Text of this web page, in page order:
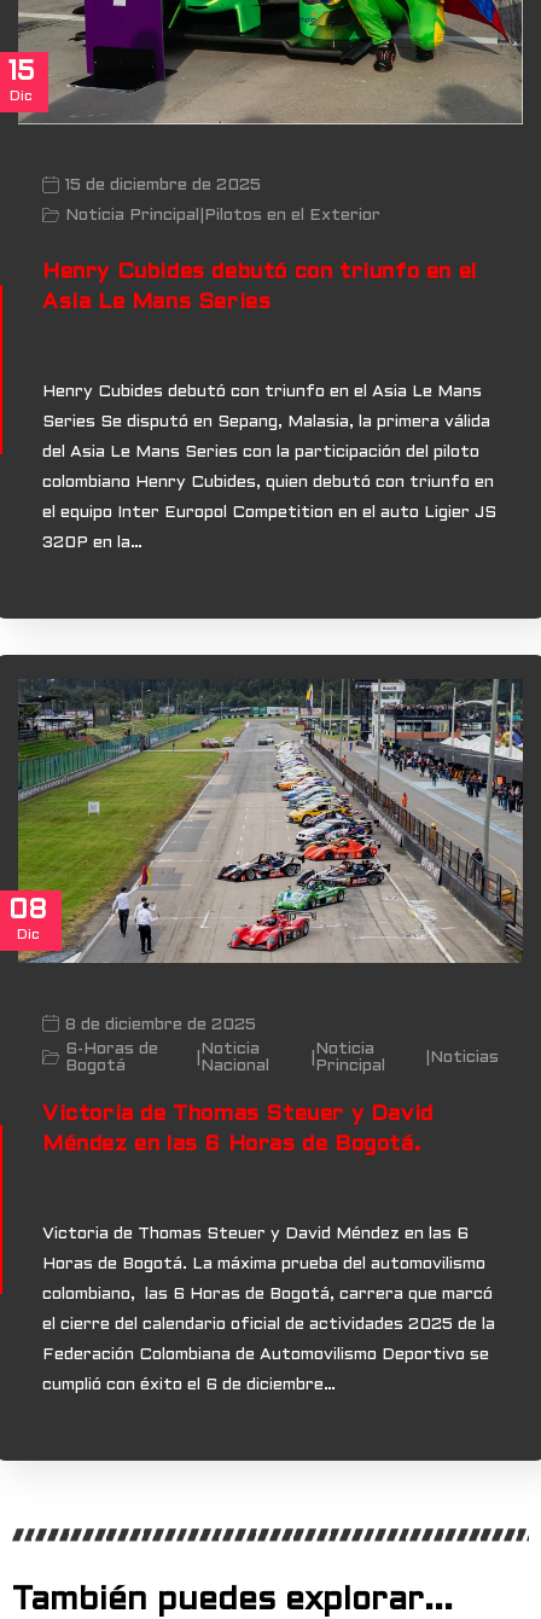
15
Dic
15 de diciembre de 2025
Noticia Principal
Pilotos en el Exterior
Henry Cubides debutó con triunfo en el
Asia Le Mans Series
Henry Cubides debutó con triunfo en el Asia Le Mans
Series Se disputó en Sepang, Malasia, la primera válida
del Asia Le Mans Series con la participación del piloto
colombiano Henry Cubides, quien debutó con triunfo en
el equipo Inter Europol Competition en el auto Ligier JS
320P en la…
08
Dic
8 de diciembre de 2025
6-Horas de
Bogotá
Noticia
Nacional
Noticia
Principal
Noticias
Victoria de Thomas Steuer y David
Méndez en las 6 Horas de Bogotá.
Victoria de Thomas Steuer y David Méndez en las 6
Horas de Bogotá. La máxima prueba del automovilismo
colombiano, las 6 Horas de Bogotá, carrera que marcó
el cierre del calendario oficial de actividades 2025 de la
Federación Colombiana de Automovilismo Deportivo se
cumplió con éxito el 6 de diciembre…
También puedes explorar...